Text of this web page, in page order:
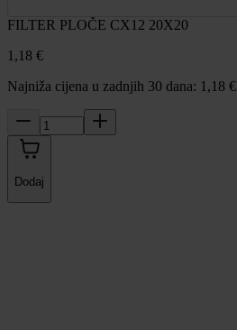
FILTER PLOČE CX12 20X20
1,18 €
Najniža cijena u zadnjih 30 dana: 1,18 €
Dodaj